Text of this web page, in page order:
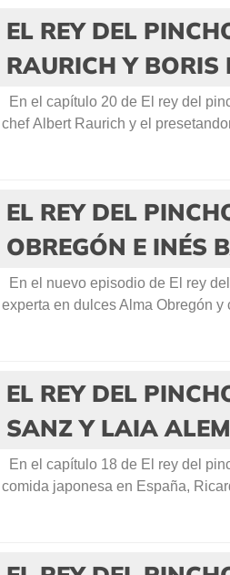
EL REY DEL
RAURICH Y BORIS
En el capítulo 20 de El rey del
chef Albert Raurich y el
EL REY DEL
OBREGÓN E INÉS
En el nuevo episodio de El rey
experta en dulces Alma Obregón y
EL REY DEL
SANZ Y LAIA
En el capítulo 18 de El rey del
comida japonesa en España,